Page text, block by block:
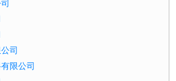
司
限公司